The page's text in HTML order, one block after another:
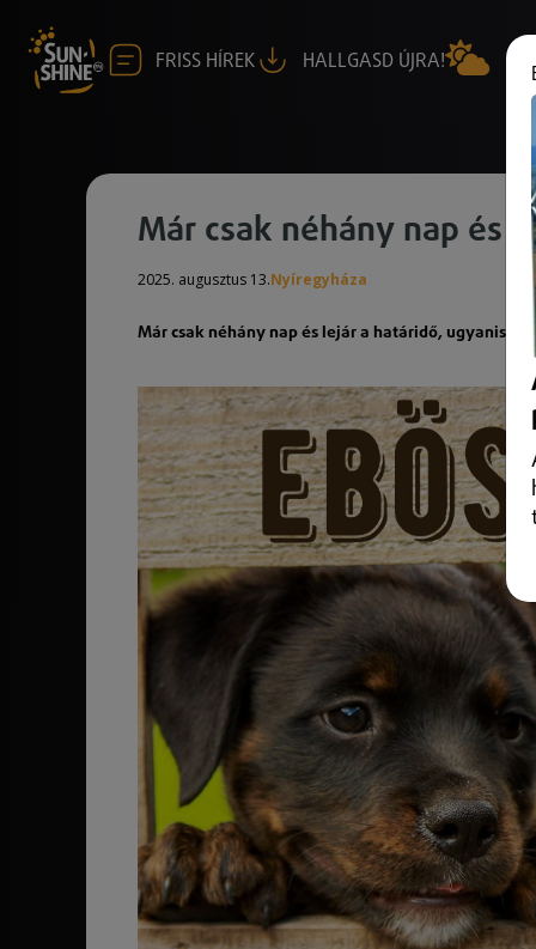
FRISS HÍREK HALLGASD ÚJRA!
Már csak néhány nap és
2025. augusztus 13.Nyíregyháza
Már csak néhány nap és lejár a határidő, ugyanis